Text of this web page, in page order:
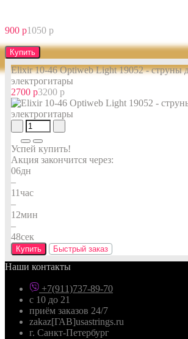
900 р1050 р
Купить
Elixir 10-46 Optiweb Light 19052 - струны
электрогитары
2700 р3200 р
Успей купить!
Акция закончится через:
06дн
–
11час
–
12мин
–
47сек
Купить Быстрый заказ
Наши контакты
+7(911)737-89-70
с 10 до 21
приём заказов 24/7
zakaz[ГАВ]usastrings.ru
г. Санкт-Петербург